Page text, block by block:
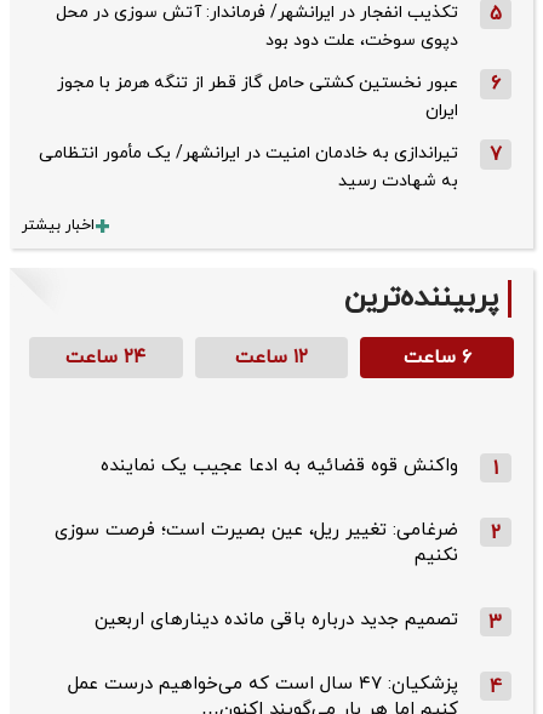
5
تکذیب ‌انفجار در ایرانشهر/ فرماندار: آتش سوزی در محل
دپوی سوخت، علت دود بود
6
عبور نخستین کشتی حامل گاز قطر از تنگه هرمز با مجوز
ایران
7
تیراندازی به خادمان امنیت در ایرانشهر/ یک مأمور انتظامی
به شهادت رسید
اخبار بیشتر
پربیننده‌ترین
۶ ساعت ۱۲ ساعت ۲۴ ساعت
1 واکنش قوه قضائیه به ادعا عجیب یک نماینده
2
ضرغامی: تغییر ریل، عین بصیرت است؛ فرصت سوزی
نکنیم
3 تصمیم جدید درباره باقی مانده دینارهای اربعین
4
پزشکیان: ۴۷ سال است که می‌خواهیم درست عمل